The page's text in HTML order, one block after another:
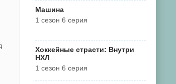
Машина
1 сезон 6 серия
Хоккейные страсти: Внутри
НХЛ
1 сезон 6 серия